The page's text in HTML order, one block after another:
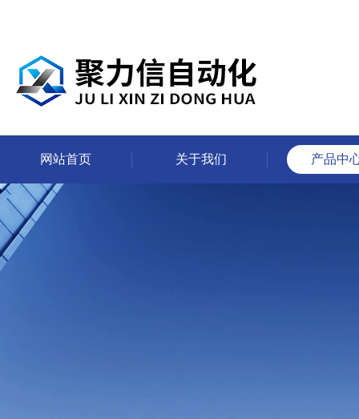
网站首页 关于我们 产品中